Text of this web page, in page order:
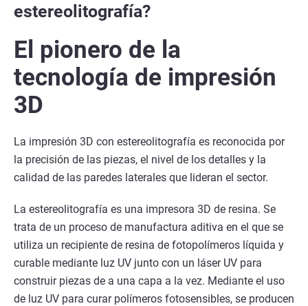
estereolitografía?
El pionero de la
tecnología de impresión
3D
La impresión 3D con estereolitografía es reconocida por
la precisión de las piezas, el nivel de los detalles y la
calidad de las paredes laterales que lideran el sector.
La estereolitografía es una impresora 3D de resina. Se
trata de un proceso de manufactura aditiva en el que se
utiliza un recipiente de resina de fotopolímeros líquida y
curable mediante luz UV junto con un láser UV para
construir piezas de a una capa a la vez. Mediante el uso
de luz UV para curar polímeros fotosensibles, se producen